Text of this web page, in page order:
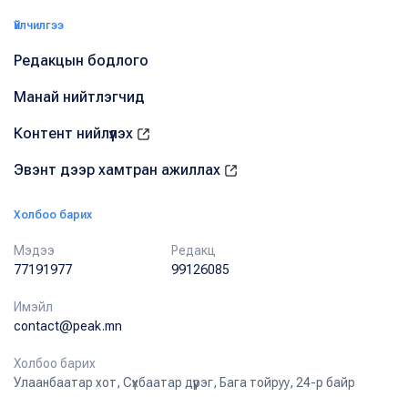
Үйлчилгээ
Редакцын бодлого
Манай нийтлэгчид
Контент нийлүүлэх
Эвэнт дээр хамтран ажиллах
Холбоо барих
Мэдээ
77191977
Редакц
99126085
Имэйл
contact@peak.mn
Холбоо барих
Улаанбаатар хот, Сүхбаатар дүүрэг, Бага тойруу, 24-р байр